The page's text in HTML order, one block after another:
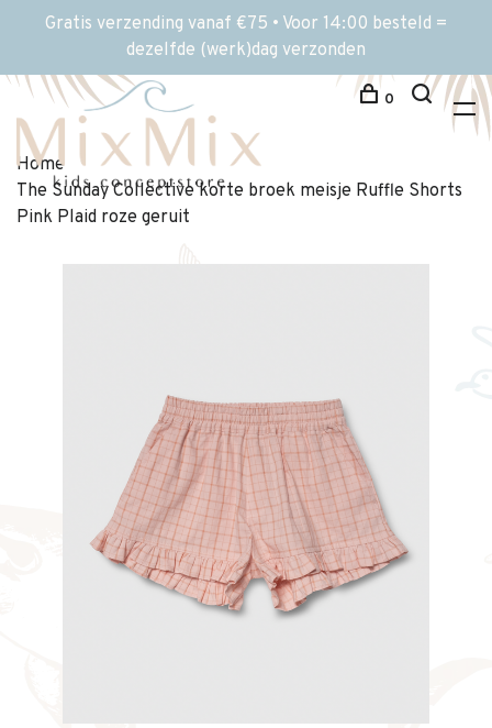
Gratis verzending vanaf €75 • Voor 14:00 besteld =
dezelfde (werk)dag verzonden
0
Home
The Sunday Collective korte broek meisje Ruffle Shorts
Pink Plaid roze geruit